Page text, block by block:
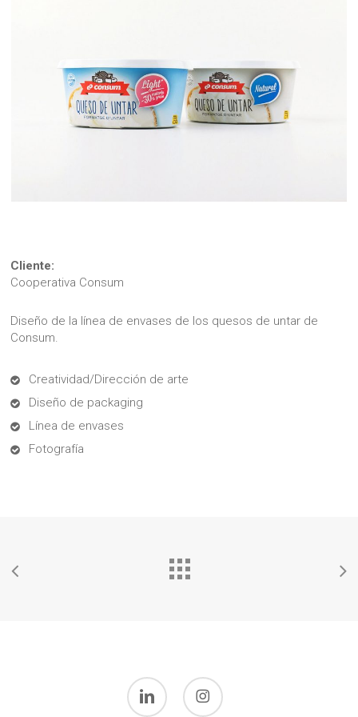
Cliente:
Cooperativa Consum
Diseño de la línea de envases de los quesos de untar de
Consum.
Creatividad/Dirección de arte
Diseño de packaging
Línea de envases
Fotografía
linkedin instagram